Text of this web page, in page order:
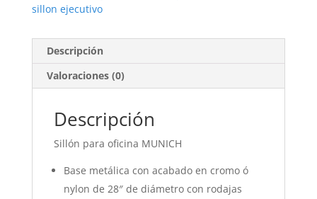
sillon ejecutivo
Descripción
Valoraciones (0)
Descripción
Sillón para oficina MUNICH
Base metálica con acabado en cromo ó
nylon de 28″ de diámetro con rodajas